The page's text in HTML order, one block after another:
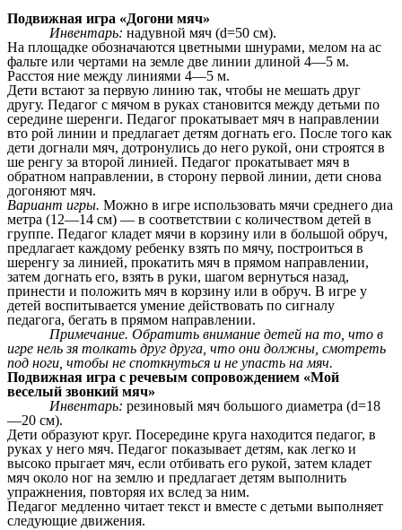
Подвижная игра «Догони мяч»
Инвентарь: надувной мяч (d=50 см).
На площадке обозначаются цветными шнурами, мелом на ас
фальте или чертами на земле две линии длиной 4—5 м.
Расстоя ние между линиями 4—5 м.
Дети встают за первую линию так, чтобы не мешать друг
другу. Педагог с мячом в руках становится между детьми по
середине шеренги. Педагог прокатывает мяч в направлении
вто рой линии и предлагает детям догнать его. После того как
дети догнали мяч, дотронулись до него рукой, они строятся в
ше ренгу за второй линией. Педагог прокатывает мяч в
обратном направлении, в сторону первой линии, дети снова
догоняют мяч.
Вариант игры. Можно в игре использовать мячи среднего диа
метра (12—14 см) — в соответствии с количеством детей в
группе. Педагог кладет мячи в корзину или в большой обруч,
предлагает каждому ребенку взять по мячу, построиться в
шеренгу за линией, прокатить мяч в прямом направлении,
затем догнать его, взять в руки, шагом вернуться назад,
принести и положить мяч в корзину или в обруч. В игре у
детей воспитывается умение действовать по сигналу
педагога, бегать в прямом направлении.
Примечание. Обратить внимание детей на то, что в
игре нель зя толкать друг друга, что они должны, смотреть
под ноги, чтобы не споткнуться и не упасть на мяч.
Подвижная игра с речевым сопровождением «Мой
веселый звонкий мяч»
Инвентарь: резиновый мяч большого диаметра (d=18
—20 см).
Дети образуют круг. Посередине круга находится педагог, в
руках у него мяч. Педагог показывает детям, как легко и
высоко прыгает мяч, если отбивать его рукой, затем кладет
мяч около ног на землю и предлагает детям выполнить
упражнения, повторяя их вслед за ним.
Педагог медленно читает текст и вместе с детьми выполняет
следующие движения.